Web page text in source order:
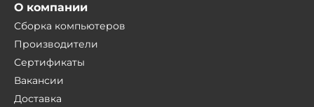
О компании
Сборка компьютеров
Производители
Сертификаты
Вакансии
Доставка